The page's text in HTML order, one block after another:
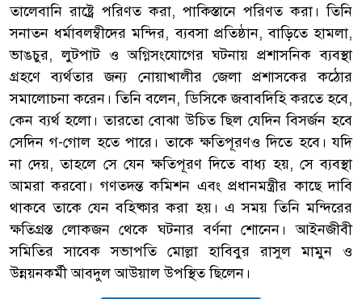
তালেবানি রাষ্ট্রে পরিণত করা, পাকিস্তানে পরিণত করা। তিনি
সনাতন ধর্মাবলম্বীদের মন্দির, ব্যবসা প্রতিষ্ঠান, বাড়িতে হামলা,
ভাঙচুর, লুটপাট ও অগ্নিসংযোগের ঘটনায় প্রশাসনিক ব্যবস্থা
গ্রহণে ব্যর্থতার জন্য নোয়াখালীর জেলা প্রশাসকের কঠোর
সমালোচনা করেন। তিনি বলেন, ডিসিকে জবাবদিহি করতে হবে,
কেন ব্যর্থ হলো। তারতো বোঝা উচিত ছিল যেদিন বিসর্জন হবে
সেদিন গ-গোল হতে পারে। তাকে ক্ষতিপূরণও দিতে হবে। যদি
না দেয়, তাহলে সে যেন ক্ষতিপূরণ দিতে বাধ্য হয়, সে ব্যবস্থা
আমরা করবো। গণতদন্ত কমিশন এবং প্রধানমন্ত্রীর কাছে দাবি
থাকবে তাকে যেন বহিষ্কার করা হয়। এ সময় তিনি মন্দিরের
ক্ষতিগ্রস্ত লোকজন থেকে ঘটনার বর্ণনা শোনেন। আইনজীবী
সমিতির সাবেক সভাপতি মোল্লা হাবিবুর রাসুল মামুন ও
উন্নয়নকর্মী আবদুল আউয়াল উপস্থিত ছিলেন।